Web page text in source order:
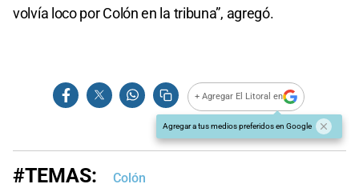
volvía loco por Colón en la tribuna”, agregó.
+ Agregar El Litoral en
Agregar a tus medios preferidos en Google
#TEMAS: Colón